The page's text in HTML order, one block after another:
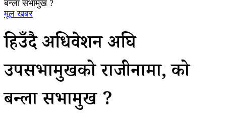
बन्ला सभामुख ?
मूल खबर
हिउँदै अधिवेशन अघि
उपसभामुखको राजीनामा, को
बन्ला सभामुख ?